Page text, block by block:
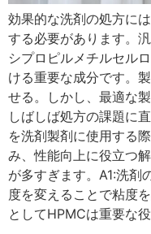
効果的な洗剤の処方に
する必要があります。
シプロピルメチルセル
ける重要な成分です。
せる。しかし、最適な
しばしば処方の課題に
を洗剤製剤に使用する
み、性能向上に役立つ
が多すぎます。A1:洗剤
度を変えることで粘度
としてHPMCは重要な